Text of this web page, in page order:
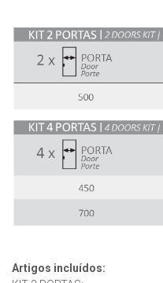
Artigos incluídos: